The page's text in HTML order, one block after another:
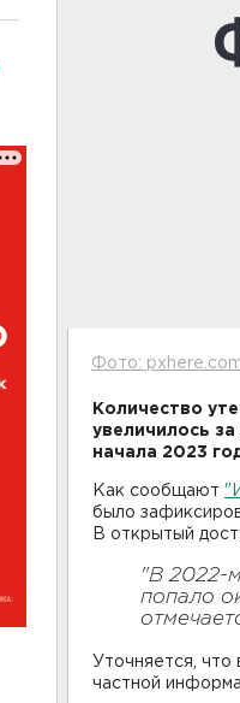
Фото:
Количество
увеличилось
начала 2023
Как сообщают
было
В открытый
"В 2022-
попало
Уточняется, что
частной